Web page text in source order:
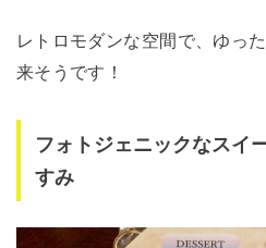
レトロモダンな空間で、ゆっ
来そうです！
フォトジェニックなスイ
すみ